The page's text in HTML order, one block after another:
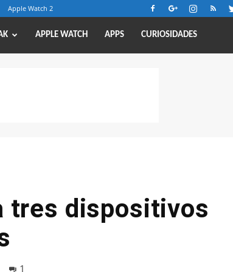
Apple Watch 2
APPLE WATCH APPS CURIOSIDADES
tres dispositivos
1